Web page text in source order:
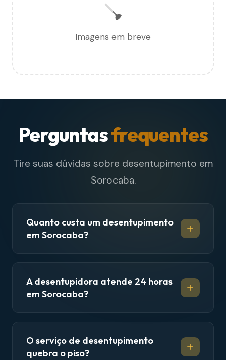
🪠
Imagens em breve
Perguntasfrequentes
Tire suas dúvidas sobre desentupimento em
Sorocaba.
Quanto custa um desentupimento
em Sorocaba?
A desentupidora atende 24 horas
em Sorocaba?
O serviço de desentupimento
quebra o piso?